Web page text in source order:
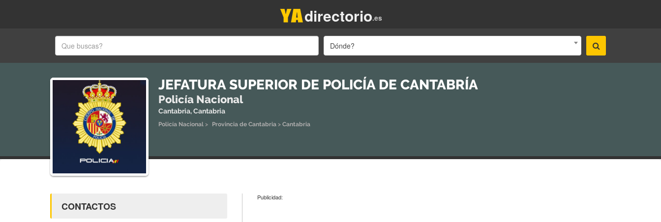
.es
directorio
Dónde?
JEFATURA SUPERIOR DE POLICÍA DE CANTABRÍA
Policía Nacional
Cantabria, Cantabria
Policía Nacional > Provincia de Cantabria > Cantabria
CONTACTOS
Publicidad: